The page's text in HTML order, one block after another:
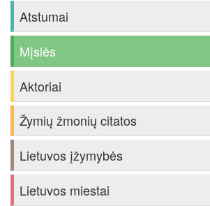
Atstumai
Mįslės
Aktoriai
Žymių žmonių citatos
Lietuvos įžymybės
Lietuvos miestai